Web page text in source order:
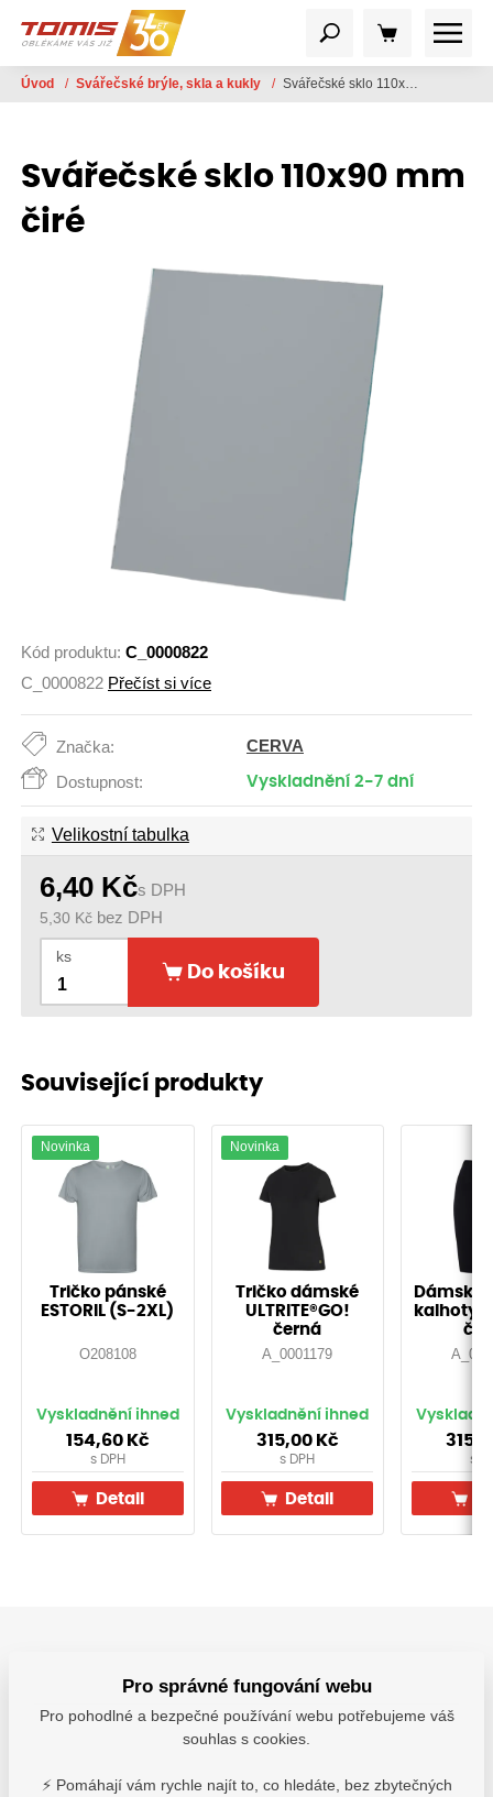
Úvod / Svářečské brýle, skla a kukly / Svářečské sklo 110x90 mm čiré
Svářečské sklo 110x90 mm
čiré
Kód produktu: C_0000822
C_0000822 Přečíst si více
Značka: CERVA
Dostupnost: Vyskladnění 2-7 dní
Velikostní tabulka
6,40 Kčs DPH
5,30 Kč bez DPH
ks
Do košíku
Související produkty
Novinka
Tričko pánské
ESTORIL (S-2XL)
O208108
Vyskladnění ihned
154,60 Kč
s DPH
Detail
Novinka
Tričko dámské
ULTRITE®GO!
černá
A_0001179
Vyskladnění ihned
315,00 Kč
s DPH
Detail
Dámské
kalhoty
s
Velikostní tabulka Parametry
čiré svářečské sklo 110 x 90 mm
0504002699999
Pro správné fungování webu
Pro pohodlné a bezpečné používání webu potřebujeme váš
souhlas s cookies.
⚡ Pomáhají vám rychle najít to, co hledáte, bez zbytečných